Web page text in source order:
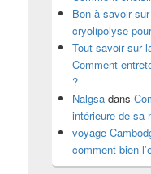
Bon à savoir
cryolipolyse
Tout savoir sur
Comment
?
Nalgsa dans
intérieure de sa
voyage
comment bien